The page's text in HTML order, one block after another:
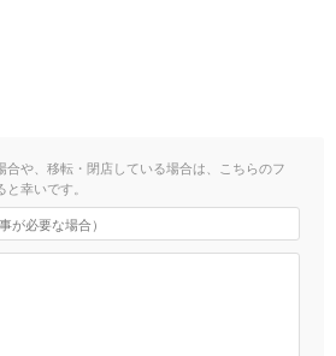
合や、移転・閉店している場合は、こちらのフ
幸いです。